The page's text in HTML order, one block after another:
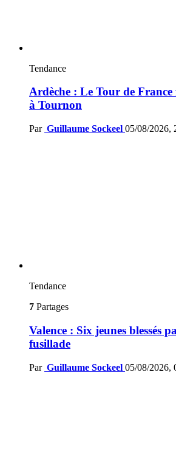
Tendance
Ardèche : Le Tour de
à Tournon
Par Guillaume Sockeel 05/08/2026,
Tendance
7 Partages
Valence : Six jeunes blessés
fusillade
Par Guillaume Sockeel 05/08/2026,